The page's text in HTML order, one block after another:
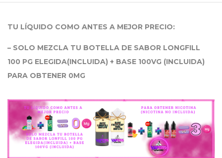
TU LÍQUIDO COMO ANTES A MEJOR PRECIO:
– SOLO MEZCLA TU BOTELLA DE SABOR LONGFILL
100 PG ELEGIDA(INCLUIDA) + BASE 100VG (INCLUIDA)
PARA OBTENER 0MG